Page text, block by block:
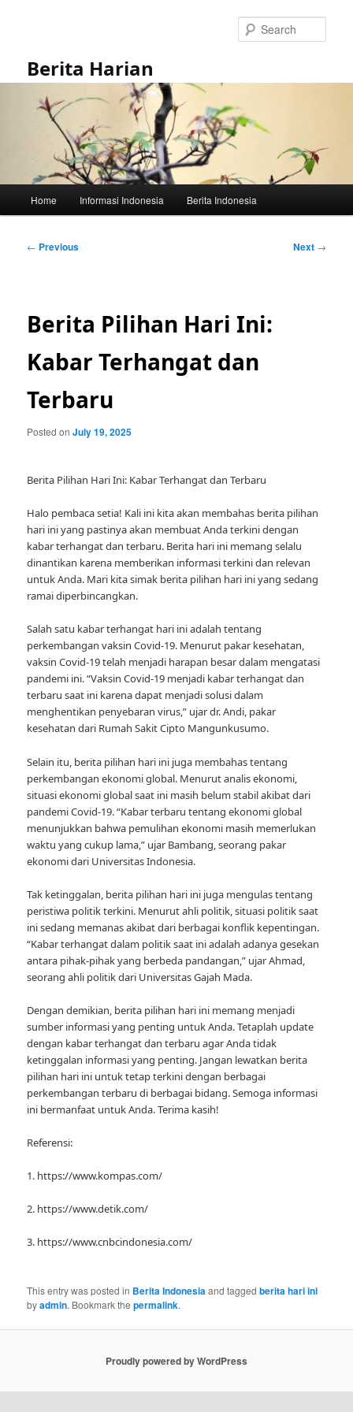
Berita Harian
Home Informasi Indonesia Berita Indonesia
Post
← Previous Next →
Berita Pilihan Hari Ini:
Kabar Terhangat dan
Terbaru
Posted onJuly 19, 2025
Berita Pilihan Hari Ini: Kabar Terhangat dan Terbaru
Halo pembaca setia! Kali ini kita akan membahas berita pilihan
hari ini yang pastinya akan membuat Anda terkini dengan
kabar terhangat dan terbaru. Berita hari ini memang selalu
dinantikan karena memberikan informasi terkini dan relevan
untuk Anda. Mari kita simak berita pilihan hari ini yang sedang
ramai diperbincangkan.
Salah satu kabar terhangat hari ini adalah tentang
perkembangan vaksin Covid-19. Menurut pakar kesehatan,
vaksin Covid-19 telah menjadi harapan besar dalam mengatasi
pandemi ini. “Vaksin Covid-19 menjadi kabar terhangat dan
terbaru saat ini karena dapat menjadi solusi dalam
menghentikan penyebaran virus,” ujar dr. Andi, pakar
kesehatan dari Rumah Sakit Cipto Mangunkusumo.
Selain itu, berita pilihan hari ini juga membahas tentang
perkembangan ekonomi global. Menurut analis ekonomi,
situasi ekonomi global saat ini masih belum stabil akibat dari
pandemi Covid-19. “Kabar terbaru tentang ekonomi global
menunjukkan bahwa pemulihan ekonomi masih memerlukan
waktu yang cukup lama,” ujar Bambang, seorang pakar
ekonomi dari Universitas Indonesia.
Tak ketinggalan, berita pilihan hari ini juga mengulas tentang
peristiwa politik terkini. Menurut ahli politik, situasi politik saat
ini sedang memanas akibat dari berbagai konflik kepentingan.
“Kabar terhangat dalam politik saat ini adalah adanya gesekan
antara pihak-pihak yang berbeda pandangan,” ujar Ahmad,
seorang ahli politik dari Universitas Gajah Mada.
Dengan demikian, berita pilihan hari ini memang menjadi
sumber informasi yang penting untuk Anda. Tetaplah update
dengan kabar terhangat dan terbaru agar Anda tidak
ketinggalan informasi yang penting. Jangan lewatkan berita
pilihan hari ini untuk tetap terkini dengan berbagai
perkembangan terbaru di berbagai bidang. Semoga informasi
ini bermanfaat untuk Anda. Terima kasih!
Referensi:
1. https://www.kompas.com/
2. https://www.detik.com/
3. https://www.cnbcindonesia.com/
This entry was posted in Berita Indonesiaand taggedberita hari ini
byadmin. Bookmark thepermalink.
Proudly powered by WordPress